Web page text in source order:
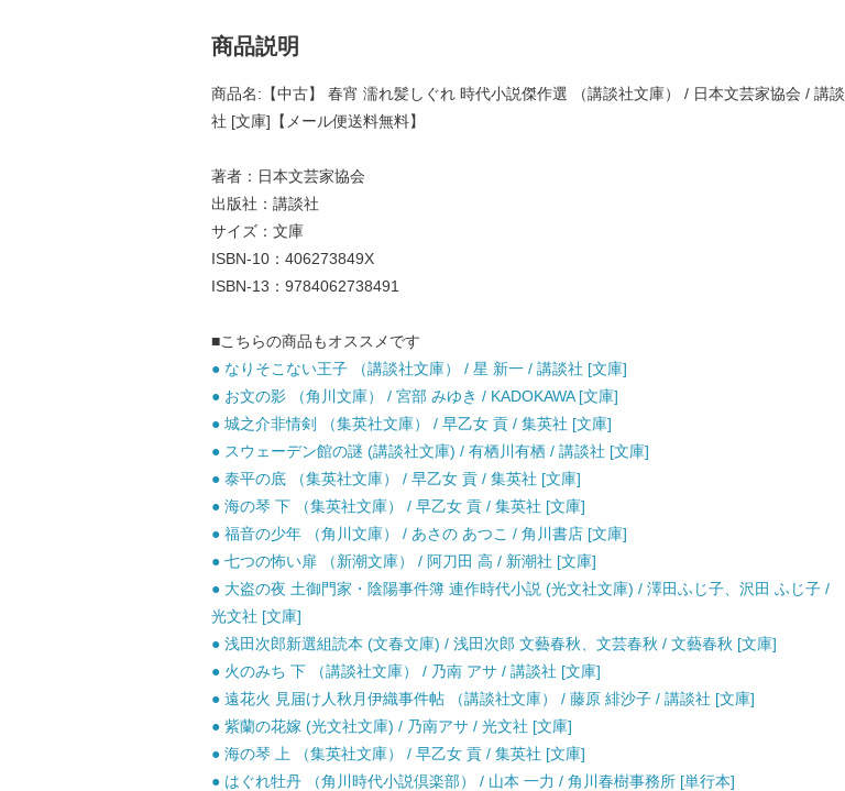
商品説明
商品名:【中古】 春宵 濡れ髪しぐれ 時代小説傑作選 （講談社文庫） / 日本文芸家協会 / 講談
社 [文庫]【メール便送料無料】
著者：日本文芸家協会
出版社：講談社
サイズ：文庫
ISBN-10：406273849X
ISBN-13：9784062738491
■こちらの商品もオススメです
● なりそこない王子 （講談社文庫） / 星 新一 / 講談社 [文庫]
● お文の影 （角川文庫） / 宮部 みゆき / KADOKAWA [文庫]
● 城之介非情剣 （集英社文庫） / 早乙女 貢 / 集英社 [文庫]
● スウェーデン館の謎 (講談社文庫) / 有栖川有栖 / 講談社 [文庫]
● 泰平の底 （集英社文庫） / 早乙女 貢 / 集英社 [文庫]
● 海の琴 下 （集英社文庫） / 早乙女 貢 / 集英社 [文庫]
● 福音の少年 （角川文庫） / あさの あつこ / 角川書店 [文庫]
● 七つの怖い扉 （新潮文庫） / 阿刀田 高 / 新潮社 [文庫]
● 大盗の夜 土御門家・陰陽事件簿 連作時代小説 (光文社文庫) / 澤田ふじ子、沢田 ふじ子 /
光文社 [文庫]
● 浅田次郎新選組読本 (文春文庫) / 浅田次郎 文藝春秋、文芸春秋 / 文藝春秋 [文庫]
● 火のみち 下 （講談社文庫） / 乃南 アサ / 講談社 [文庫]
● 遠花火 見届け人秋月伊織事件帖 （講談社文庫） / 藤原 緋沙子 / 講談社 [文庫]
● 紫蘭の花嫁 (光文社文庫) / 乃南アサ / 光文社 [文庫]
● 海の琴 上 （集英社文庫） / 早乙女 貢 / 集英社 [文庫]
● はぐれ牡丹 （角川時代小説倶楽部） / 山本 一力 / 角川春樹事務所 [単行本]